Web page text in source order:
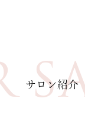
サロン紹介